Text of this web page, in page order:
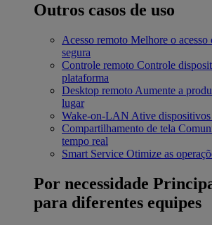
Outros casos de uso
Acesso remoto Melhore o acesso
segura
Controle remoto Controle
plataforma
Desktop remoto Aumente a
lugar
Wake-on-LAN Ative dispositivos
Compartilhamento de tela
tempo real
Smart Service Otimize as
Por necessidade
para diferentes equipes